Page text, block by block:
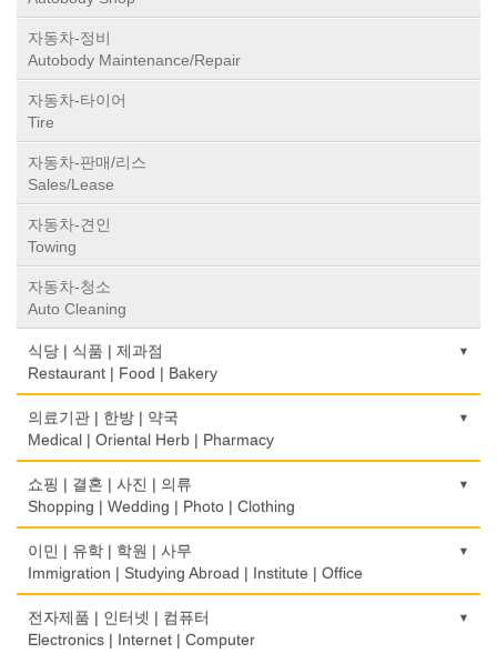
자동차-정비
Autobody Maintenance/Repair
자동차-타이어
Tire
자동차-판매/리스
Sales/Lease
자동차-견인
Towing
자동차-청소
Auto Cleaning
식당 | 식품 | 제과점
Restaurant | Food | Bakery
농장
Farm
떡집/방앗간
Rice Cake
Fish Market
Restaurant
의료기관 | 한방 | 약국
Medical | Oriental Herb | Pharmacy
의사-검안의
Optometrist
보청기
Hearing Aid
Bidet
쇼핑 | 결혼 | 사진 | 의류
Shopping | Wedding | Photo | Clothing
한복집
Korean Costume
유리/거울/액자
Glass/Mirror/Frame
이민 | 유학 | 학원 | 사무
Immigration | Studying Abroad | Institute | Office
이민/유학
Immigration/Studying Abroad
전자제품 | 인터넷 | 컴퓨터
Electronics | Internet | Computer